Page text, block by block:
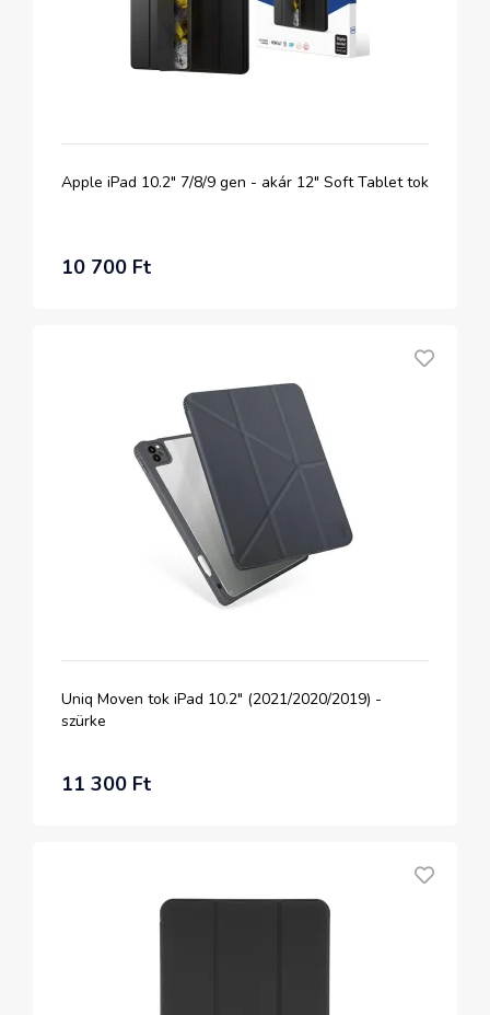
Apple iPad 10.2" 7/8/9 gen - akár 12" Soft Tablet tok
10 700 Ft
Uniq Moven tok iPad 10.2" (2021/2020/2019) -
szürke
11 300 Ft